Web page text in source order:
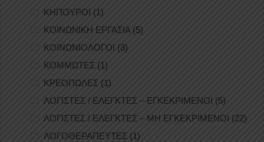
ΚΗΠΟΥΡΟΙ (1)
ΚΟΙΝΩΝΙΚΗ ΕΡΓΑΣΙΑ (5)
ΚΟΙΝΩΝΙΟΛΟΓΟΙ (3)
ΚΟΜΜΩΤΕΣ (1)
ΚΡΕΟΠΩΛΕΣ (1)
ΛΟΓΙΣΤΕΣ / ΕΛΕΓΚΤΕΣ – ΕΓΚΕΚΡΙΜΕΝΟΙ (5)
ΛΟΓΙΣΤΕΣ / ΕΛΕΓΚΤΕΣ – ΜΗ ΕΓΚΕΚΡΙΜΕΝΟΙ (22)
ΛΟΓΟΘΕΡΑΠΕΥΤΕΣ (1)